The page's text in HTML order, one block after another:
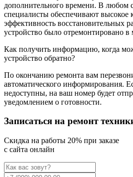
дополнительного времени. В любом
специалисты обеспечивают высокое
эффективность восстановительных
устройство было отремонтировано
Как получить информацию, когда
устройство обратно?
По окончанию ремонта вам
автоматического информирования.
недоступны, на ваш номер будет
уведомлением о готовности.
Записаться на ремонт
Cкидка на работы 20% при заказе
с сайта онлайн